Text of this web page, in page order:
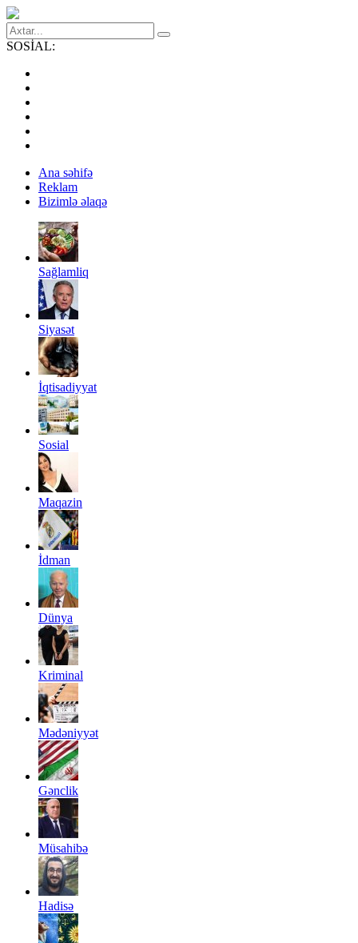
SOSİAL:
Ana səhifə
Reklam
Bizimlə əlaqə
Sağlamliq
Siyasət
İqtisadiyyat
Sosial
Maqazin
İdman
Dünya
Kriminal
Mədəniyyət
Gənclik
Müsahibə
Hadisə